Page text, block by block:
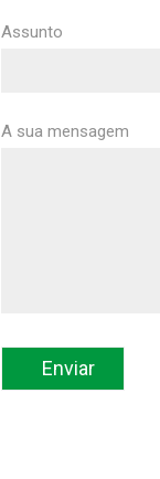
Assunto
A sua mensagem